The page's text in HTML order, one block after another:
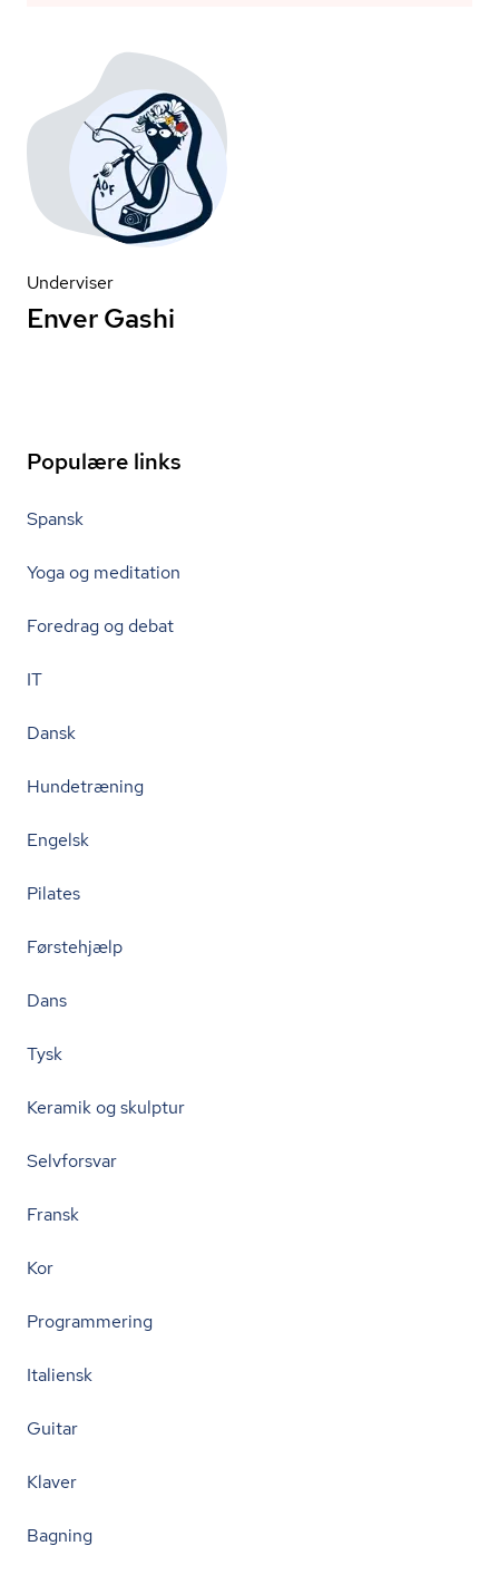
Underviser
Enver Gashi
Populære links
Spansk
Yoga og meditation
Foredrag og debat
IT
Dansk
Hundetræning
Engelsk
Pilates
Førstehjælp
Dans
Tysk
Keramik og skulptur
Selvforsvar
Fransk
Kor
Programmering
Italiensk
Guitar
Klaver
Bagning